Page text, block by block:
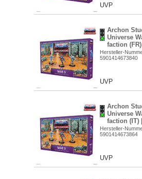
UVP
Archon
Universe
faction
Hersteller-
5901414673840
UVP
Archon
Universe
faction (IT)
Hersteller-
5901414673864
UVP